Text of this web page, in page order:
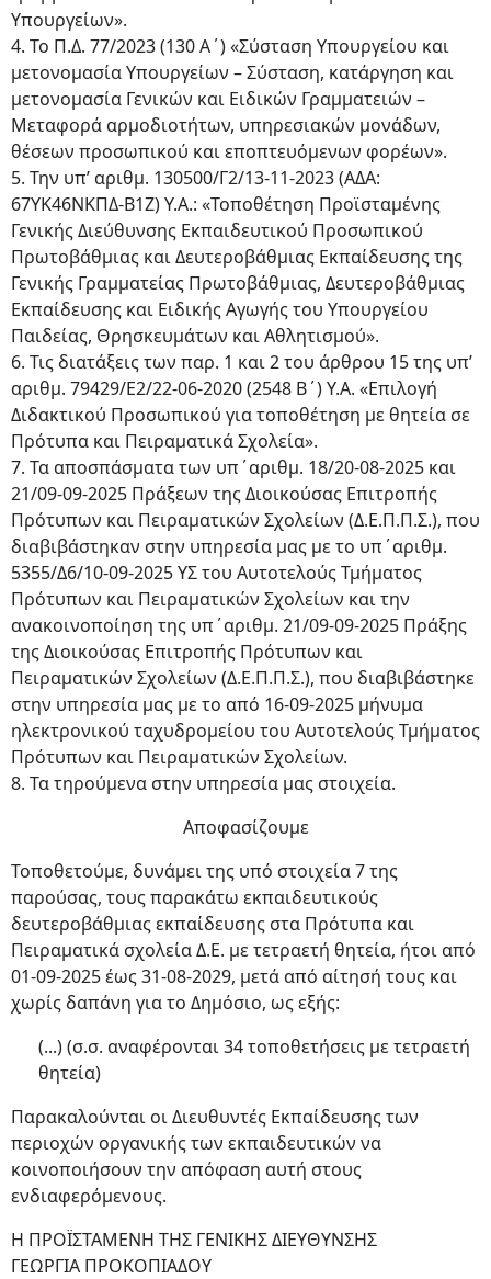
Υπουργείων».
4. Το Π.Δ. 77/2023 (130 Α΄) «Σύσταση Υπουργείου και
μετονομασία Υπουργείων – Σύσταση, κατάργηση και
μετονομασία Γενικών και Ειδικών Γραμματειών –
Μεταφορά αρμοδιοτήτων, υπηρεσιακών μονάδων,
θέσεων προσωπικού και εποπτευόμενων φορέων».
5. Την υπ’ αριθμ. 130500/Γ2/13-11-2023 (ΑΔΑ:
67ΥΚ46ΝΚΠΔ-Β1Ζ) Υ.Α.: «Τοποθέτηση Προϊσταμένης
Γενικής Διεύθυνσης Εκπαιδευτικού Προσωπικού
Πρωτοβάθμιας και Δευτεροβάθμιας Εκπαίδευσης της
Γενικής Γραμματείας Πρωτοβάθμιας, Δευτεροβάθμιας
Εκπαίδευσης και Ειδικής Αγωγής του Υπουργείου
Παιδείας, Θρησκευμάτων και Αθλητισμού».
6. Τις διατάξεις των παρ. 1 και 2 του άρθρου 15 της υπ’
αριθμ. 79429/Ε2/22-06-2020 (2548 Β΄) Υ.Α. «Επιλογή
Διδακτικού Προσωπικού για τοποθέτηση με θητεία σε
Πρότυπα και Πειραματικά Σχολεία».
7. Τα αποσπάσματα των υπ΄αριθμ. 18/20-08-2025 και
21/09-09-2025 Πράξεων της Διοικούσας Επιτροπής
Πρότυπων και Πειραματικών Σχολείων (Δ.Ε.Π.Π.Σ.), που
διαβιβάστηκαν στην υπηρεσία μας με το υπ΄αριθμ.
5355/Δ6/10-09-2025 ΥΣ του Αυτοτελούς Τμήματος
Πρότυπων και Πειραματικών Σχολείων και την
ανακοινοποίηση της υπ΄αριθμ. 21/09-09-2025 Πράξης
της Διοικούσας Επιτροπής Πρότυπων και
Πειραματικών Σχολείων (Δ.Ε.Π.Π.Σ.), που διαβιβάστηκε
στην υπηρεσία μας με το από 16-09-2025 μήνυμα
ηλεκτρονικού ταχυδρομείου του Αυτοτελούς Τμήματος
Πρότυπων και Πειραματικών Σχολείων.
8. Τα τηρούμενα στην υπηρεσία μας στοιχεία.
Αποφασίζουμε
Τοποθετούμε, δυνάμει της υπό στοιχεία 7 της
παρούσας, τους παρακάτω εκπαιδευτικούς
δευτεροβάθμιας εκπαίδευσης στα Πρότυπα και
Πειραματικά σχολεία Δ.Ε. με τετραετή θητεία, ήτοι από
01-09-2025 έως 31-08-2029, μετά από αίτησή τους και
χωρίς δαπάνη για το Δημόσιο, ως εξής:
(...) (σ.σ. αναφέρονται 34 τοποθετήσεις με τετραετή
θητεία)
Παρακαλούνται οι Διευθυντές Εκπαίδευσης των
περιοχών οργανικής των εκπαιδευτικών να
κοινοποιήσουν την απόφαση αυτή στους
ενδιαφερόμενους.
Η ΠΡΟΪΣΤΑΜΕΝΗ ΤΗΣ ΓΕΝΙΚΗΣ ΔΙΕΥΘΥΝΣΗΣ
ΓΕΩΡΓΙΑ ΠΡΟΚΟΠΙΑΔΟΥ